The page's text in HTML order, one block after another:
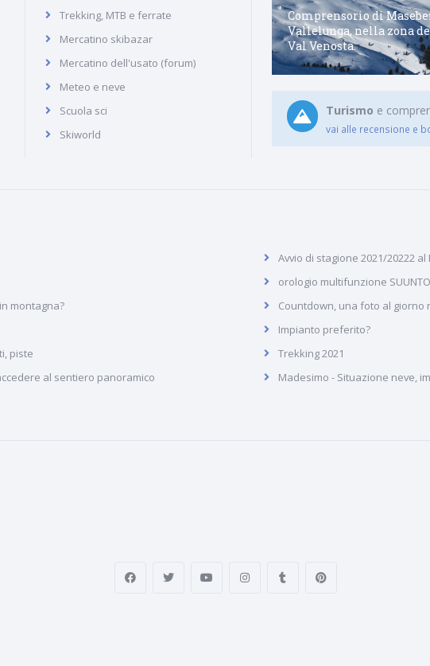
Trekking, MTB e ferrate
Mercatino skibazar
Mercatino dell'usato (forum)
Meteo e neve
Scuola sci
Skiworld
Recensione della località di
Bianco
Comprensorio di
Vallelunga, nella zona
Val Venosta.
Turismo e
vai alle recensione e
montagna?
piste
al sentiero panoramico
Avvio di stagione 2021/20222
orologio multifunzione SUUNTO
Countdown, una foto al giorno
Impianto preferito?
Trekking 2021
Madesimo - Situazione neve,